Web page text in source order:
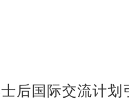
后国际交流计划